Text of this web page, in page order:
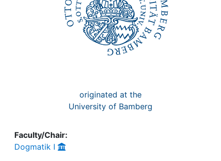
originated at the
University of Bamberg
Faculty/Chair:
Dogmatik I